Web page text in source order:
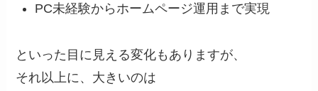
PC未経験からホームページ運用まで実現
といった目に見える変化もありますが、
それ以上に、大きいのは